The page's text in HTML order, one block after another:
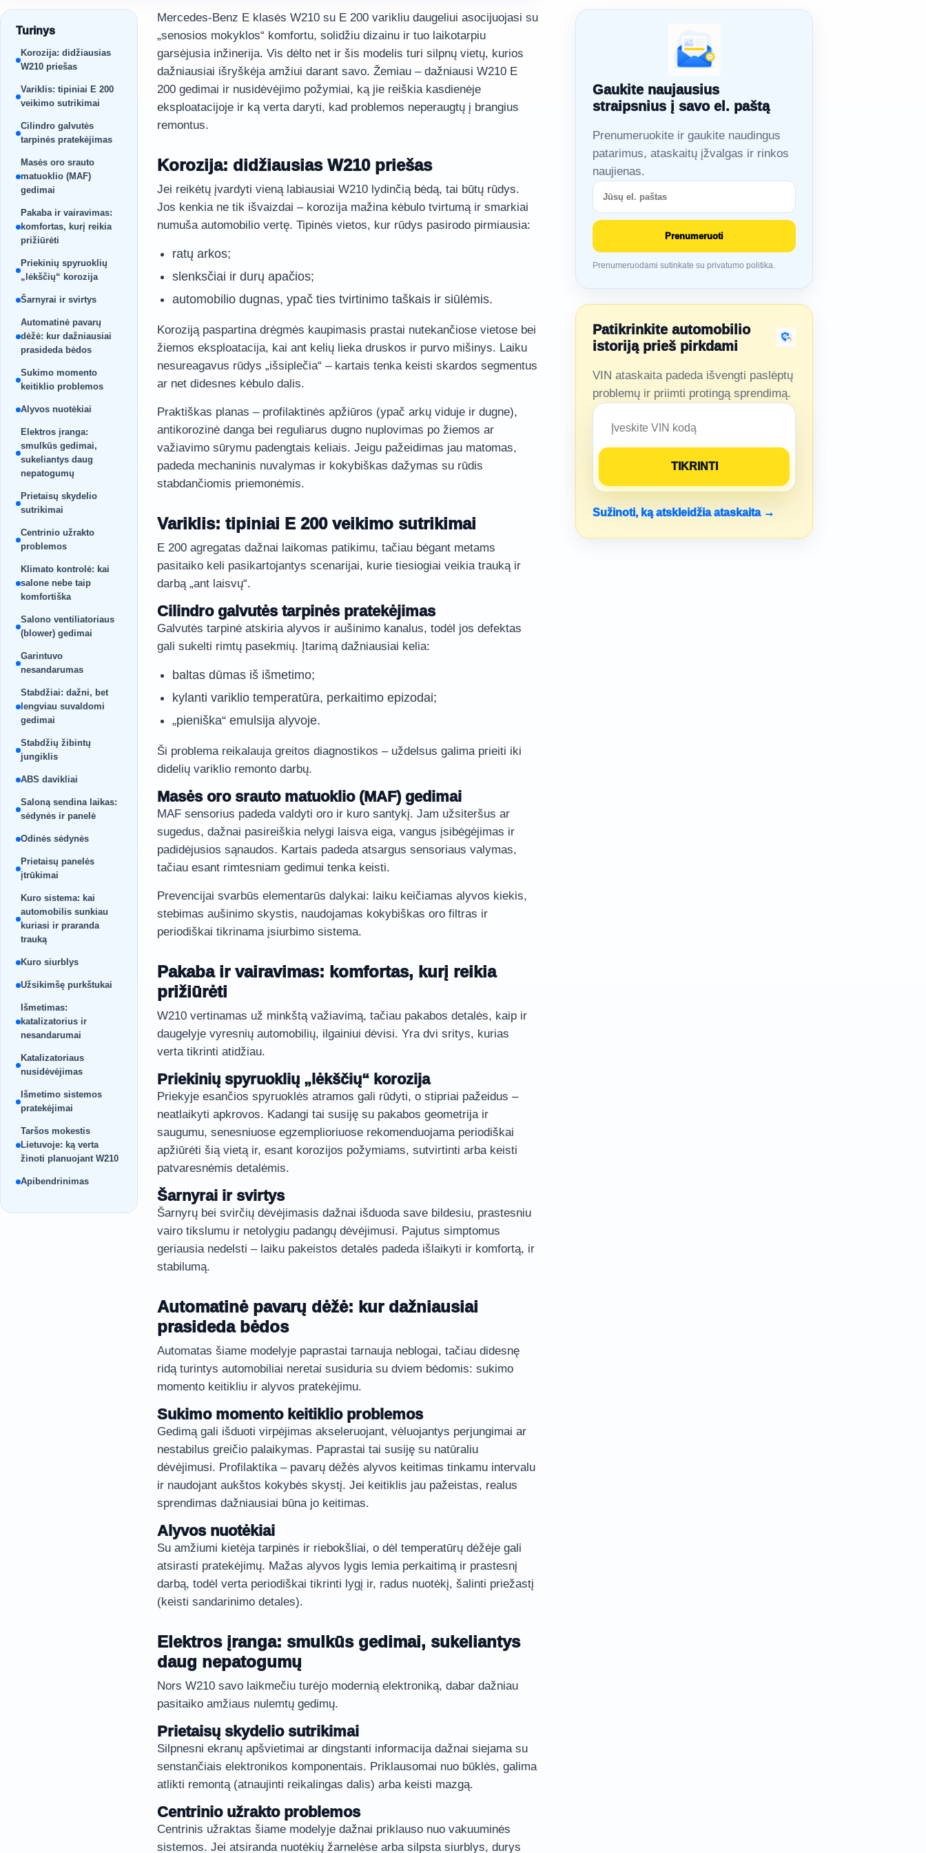
Turinys
Korozija: didžiausias
W210 priešas
Variklis: tipiniai E 200
veikimo sutrikimai
Cilindro galvutės
tarpinės pratekėjimas
Masės oro srauto
matuoklio (MAF)
gedimai
Pakaba ir vairavimas:
komfortas, kurį reikia
prižiūrėti
Priekinių spyruoklių
„lėkščių“ korozija
Šarnyrai ir svirtys
Automatinė pavarų
dėžė: kur dažniausiai
prasideda bėdos
Sukimo momento
keitiklio problemos
Alyvos nuotėkiai
Elektros įranga:
smulkūs gedimai,
sukeliantys daug
nepatogumų
Prietaisų skydelio
sutrikimai
Centrinio užrakto
problemos
Klimato kontrolė: kai
salone nebe taip
komfortiška
Salono ventiliatoriaus
(blower) gedimai
Garintuvo
nesandarumas
Stabdžiai: dažni, bet
lengviau suvaldomi
gedimai
Stabdžių žibintų
jungiklis
ABS davikliai
Saloną sendina laikas:
sėdynės ir panelė
Odinės sėdynės
Prietaisų panelės
įtrūkimai
Kuro sistema: kai
automobilis sunkiau
kuriasi ir praranda
trauką
Kuro siurblys
Užsikimšę purkštukai
Išmetimas:
katalizatorius ir
nesandarumai
Katalizatoriaus
nusidėvėjimas
Išmetimo sistemos
pratekėjimai
Taršos mokestis
Lietuvoje: ką verta
žinoti planuojant W210
Apibendrinimas
Mercedes-Benz E klasės W210 su E 200 varikliu daugeliui asocijuojasi su
„senosios mokyklos“ komfortu, solidžiu dizainu ir tuo laikotarpiu
garsėjusia inžinerija. Vis dėlto net ir šis modelis turi silpnų vietų, kurios
dažniausiai išryškėja amžiui darant savo. Žemiau – dažniausi W210 E
200 gedimai ir nusidėvėjimo požymiai, ką jie reiškia kasdienėje
eksploatacijoje ir ką verta daryti, kad problemos neperaugtų į brangius
remontus.
Korozija: didžiausias W210 priešas
Jei reikėtų įvardyti vieną labiausiai W210 lydinčią bėdą, tai būtų rūdys.
Jos kenkia ne tik išvaizdai – korozija mažina kėbulo tvirtumą ir smarkiai
numuša automobilio vertę. Tipinės vietos, kur rūdys pasirodo pirmiausia:
ratų arkos;
slenksčiai ir durų apačios;
automobilio dugnas, ypač ties tvirtinimo taškais ir siūlėmis.
Koroziją paspartina drėgmės kaupimasis prastai nutekančiose vietose bei
žiemos eksploatacija, kai ant kelių lieka druskos ir purvo mišinys. Laiku
nesureagavus rūdys „išsiplečia“ – kartais tenka keisti skardos segmentus
ar net didesnes kėbulo dalis.
Praktiškas planas – profilaktinės apžiūros (ypač arkų viduje ir dugne),
antikorozinė danga bei reguliarus dugno nuplovimas po žiemos ar
važiavimo sūrymu padengtais keliais. Jeigu pažeidimas jau matomas,
padeda mechaninis nuvalymas ir kokybiškas dažymas su rūdis
stabdančiomis priemonėmis.
Variklis: tipiniai E 200 veikimo sutrikimai
E 200 agregatas dažnai laikomas patikimu, tačiau bėgant metams
pasitaiko keli pasikartojantys scenarijai, kurie tiesiogiai veikia trauką ir
darbą „ant laisvų“.
Cilindro galvutės tarpinės pratekėjimas
Galvutės tarpinė atskiria alyvos ir aušinimo kanalus, todėl jos defektas
gali sukelti rimtų pasekmių. Įtarimą dažniausiai kelia:
baltas dūmas iš išmetimo;
kylanti variklio temperatūra, perkaitimo epizodai;
„pieniška“ emulsija alyvoje.
Ši problema reikalauja greitos diagnostikos – uždelsus galima prieiti iki
didelių variklio remonto darbų.
Masės oro srauto matuoklio (MAF) gedimai
MAF sensorius padeda valdyti oro ir kuro santykį. Jam užsiteršus ar
sugedus, dažnai pasireiškia nelygi laisva eiga, vangus įsibėgėjimas ir
padidėjusios sąnaudos. Kartais padeda atsargus sensoriaus valymas,
tačiau esant rimtesniam gedimui tenka keisti.
Prevencijai svarbūs elementarūs dalykai: laiku keičiamas alyvos kiekis,
stebimas aušinimo skystis, naudojamas kokybiškas oro filtras ir
periodiškai tikrinama įsiurbimo sistema.
Pakaba ir vairavimas: komfortas, kurį reikia
prižiūrėti
W210 vertinamas už minkštą važiavimą, tačiau pakabos detalės, kaip ir
daugelyje vyresnių automobilių, ilgainiui dėvisi. Yra dvi sritys, kurias
verta tikrinti atidžiau.
Priekinių spyruoklių „lėkščių“ korozija
Priekyje esančios spyruoklės atramos gali rūdyti, o stipriai pažeidus –
neatlaikyti apkrovos. Kadangi tai susiję su pakabos geometrija ir
saugumu, senesniuose egzemplioriuose rekomenduojama periodiškai
apžiūrėti šią vietą ir, esant korozijos požymiams, sutvirtinti arba keisti
patvaresnėmis detalėmis.
Šarnyrai ir svirtys
Šarnyrų bei svirčių dėvėjimasis dažnai išduoda save bildesiu, prastesniu
vairo tikslumu ir netolygiu padangų dėvėjimusi. Pajutus simptomus
geriausia nedelsti – laiku pakeistos detalės padeda išlaikyti ir komfortą, ir
stabilumą.
Automatinė pavarų dėžė: kur dažniausiai
prasideda bėdos
Automatas šiame modelyje paprastai tarnauja neblogai, tačiau didesnę
ridą turintys automobiliai neretai susiduria su dviem bėdomis: sukimo
momento keitikliu ir alyvos pratekėjimu.
Sukimo momento keitiklio problemos
Gedimą gali išduoti virpėjimas akseleruojant, vėluojantys perjungimai ar
nestabilus greičio palaikymas. Paprastai tai susiję su natūraliu
dėvėjimusi. Profilaktika – pavarų dėžės alyvos keitimas tinkamu intervalu
ir naudojant aukštos kokybės skystį. Jei keitiklis jau pažeistas, realus
sprendimas dažniausiai būna jo keitimas.
Alyvos nuotėkiai
Su amžiumi kietėja tarpinės ir riebokšliai, o dėl temperatūrų dėžėje gali
atsirasti pratekėjimų. Mažas alyvos lygis lemia perkaitimą ir prastesnį
darbą, todėl verta periodiškai tikrinti lygį ir, radus nuotėkį, šalinti priežastį
(keisti sandarinimo detales).
Elektros įranga: smulkūs gedimai, sukeliantys
daug nepatogumų
Nors W210 savo laikmečiu turėjo modernią elektroniką, dabar dažniau
pasitaiko amžiaus nulemtų gedimų.
Prietaisų skydelio sutrikimai
Silpnesni ekranų apšvietimai ar dingstanti informacija dažnai siejama su
senstančiais elektronikos komponentais. Priklausomai nuo būklės, galima
atlikti remontą (atnaujinti reikalingas dalis) arba keisti mazgą.
Centrinio užrakto problemos
Centrinis užraktas šiame modelyje dažnai priklauso nuo vakuuminės
sistemos. Jei atsiranda nuotėkių žarnelėse arba silpsta siurblys, durys
Gaukite naujausius
straipsnius į savo el. paštą
Prenumeruokite ir gaukite naudingus
patarimus, ataskaitų įžvalgas ir rinkos
naujienas.
Prenumeruoti
Prenumeruodami sutinkate su privatumo politika.
Patikrinkite automobilio
istoriją prieš pirkdami
VIN ataskaita padeda išvengti paslėptų
problemų ir priimti protingą sprendimą.
Sužinoti, ką atskleidžia ataskaita →